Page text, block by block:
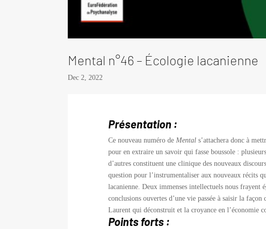
Mental n°46 – Écologie lacanienne
Dec 2, 2022
Présentation :
Ce nouveau numéro de Mental s’attachera donc à
pour en extraire un savoir qui fasse boussole :
d’autres constituent une clinique des nouveaux
question pour l’instrumentaliser aux nouveaux récits
lacanienne. Deux immenses intellectuels nous
conclusions ouvertes d’une vie passée à saisir la
Laurent qui déconstruit et la croyance en l’économie
Points forts :